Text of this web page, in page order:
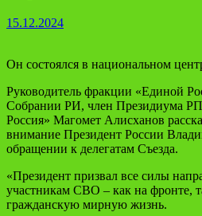
15.12.2024
Он состоялся в национальном
Руководитель фракции «Единой
Собрании РИ, член Президиума
Россия» Магомет Алисханов
внимание Президент России
обращении к делегатам Съезда.
«Президент призвал все силы
участникам СВО – как на фронте,
гражданскую мирную жизнь.